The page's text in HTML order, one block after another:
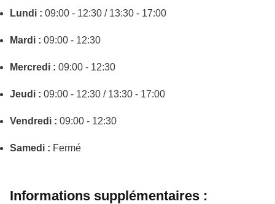
Lundi : 09:00 - 12:30 / 13:30 - 17:00
Mardi : 09:00 - 12:30
Mercredi : 09:00 - 12:30
Jeudi : 09:00 - 12:30 / 13:30 - 17:00
Vendredi : 09:00 - 12:30
Samedi : Fermé
Informations supplémentaires :